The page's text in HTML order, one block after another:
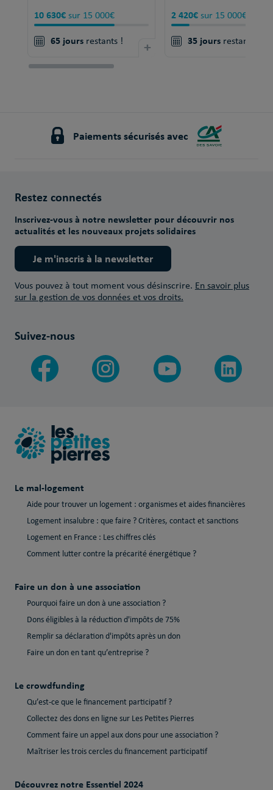
10 630€ sur 15 000€
65 jours restants ! +
2 420€ sur 15 000€
35 jours restants !
Paiements sécurisés avec
Restez connectés
Inscrivez-vous à notre newsletter pour découvrir nos
actualités et les nouveaux projets solidaires
Je m'inscris à la newsletter
Vous pouvez à tout moment vous désinscrire. En savoir plus
sur la gestion de vos données et vos droits.
Suivez-nous
Le mal-logement
Aide pour trouver un logement : organismes et aides financières
Logement insalubre : que faire ? Critères, contact et sanctions
Logement en France : Les chiffres clés
Comment lutter contre la précarité énergétique ?
Faire un don à une association
Pourquoi faire un don à une association ?
Dons éligibles à la réduction d'impôts de 75%
Remplir sa déclaration d'impôts après un don
Faire un don en tant qu’entreprise ?
Le crowdfunding
Qu’est-ce que le financement participatif ?
Collectez des dons en ligne sur Les Petites Pierres
Comment faire un appel aux dons pour une association ?
Maîtriser les trois cercles du financement participatif
Découvrez notre Essentiel 2024